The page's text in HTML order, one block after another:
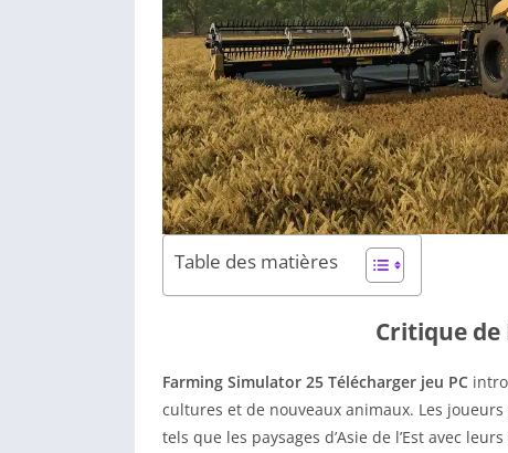
Table des matières
Critique
Farming Simulator 25 Télécharger jeu PC
cultures et de nouveaux animaux. Les
tels que les paysages d’Asie de l’Est avec